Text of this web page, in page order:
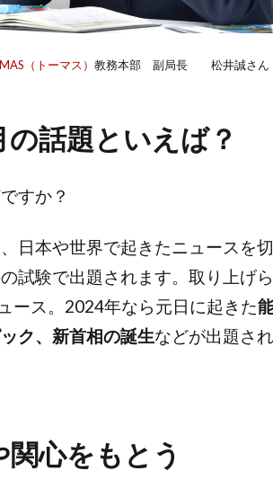
（トーマス） 教務本部 副局長 松井誠さん
話題といえば？
すか？
日本や世界で起きたニュースを
試験で出題されます。取り上げ
ース。2024年なら元日に起きた
ク、新首相の誕生などが出題さ
心をもとう